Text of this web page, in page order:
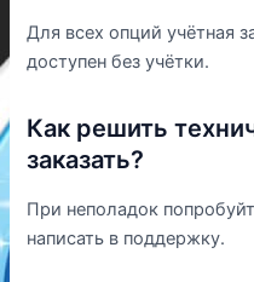
Для всех опций учётная
доступен без учётки.
Как решить
заказать?
При неполадок
написать в поддержку.